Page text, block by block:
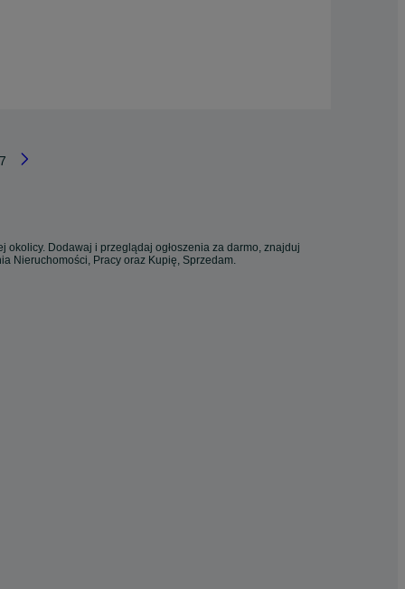
7
okolicy. Dodawaj i przeglądaj ogłoszenia za darmo, znajduj
Nieruchomości, Pracy oraz Kupię, Sprzedam.